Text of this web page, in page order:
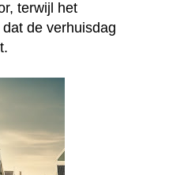
terwijl het
de verhuisdag